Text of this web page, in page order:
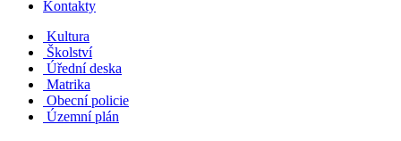
Kontakty
Kultura
Školství
Úřední deska
Matrika
Obecní policie
Územní plán